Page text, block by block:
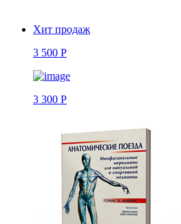
Хит продаж
3 500 Р
3 300 Р